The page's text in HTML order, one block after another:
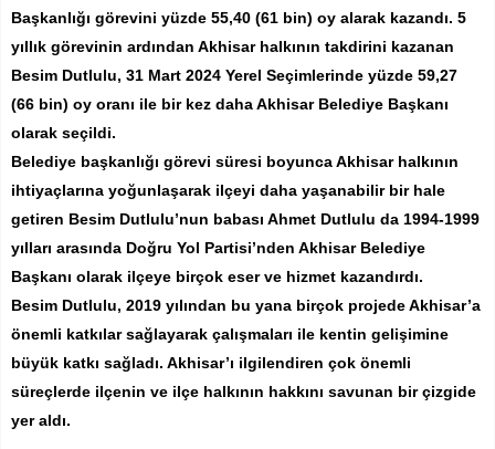
Başkanlığı görevini yüzde 55,40 (61 bin) oy alarak kazandı. 5
yıllık görevinin ardından Akhisar halkının takdirini kazanan
Besim Dutlulu, 31 Mart 2024 Yerel Seçimlerinde yüzde 59,27
(66 bin) oy oranı ile bir kez daha Akhisar Belediye Başkanı
olarak seçildi.
Belediye başkanlığı görevi süresi boyunca Akhisar halkının
ihtiyaçlarına yoğunlaşarak ilçeyi daha yaşanabilir bir hale
getiren Besim Dutlulu’nun babası Ahmet Dutlulu da 1994-1999
yılları arasında Doğru Yol Partisi’nden Akhisar Belediye
Başkanı olarak ilçeye birçok eser ve hizmet kazandırdı.
Besim Dutlulu, 2019 yılından bu yana birçok projede Akhisar’a
önemli katkılar sağlayarak çalışmaları ile kentin gelişimine
büyük katkı sağladı. Akhisar’ı ilgilendiren çok önemli
süreçlerde ilçenin ve ilçe halkının hakkını savunan bir çizgide
yer aldı.